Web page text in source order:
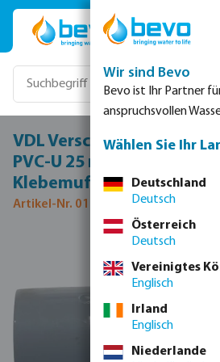
Zum Hauptinhalt springen
VDL Verschraubung aus
PVC-U 25 mm x 25/32 mm
Klebemuffe/Klebestutzen
Artikel-Nr. 0110020
Bildergalerie überspringen
Wir sind Bevo
Bevo ist Ihr Partner
anspruchsvollen
Wählen Sie Ihr
Deutschland
Deutsch
Österreich
Deutsch
Vereinigtes
Englisch
Irland
Englisch
Niederlande